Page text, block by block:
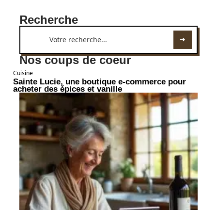
Recherche
Nos coups de coeur
Cuisine
Sainte Lucie, une boutique e-commerce pour
acheter des épices et vanille